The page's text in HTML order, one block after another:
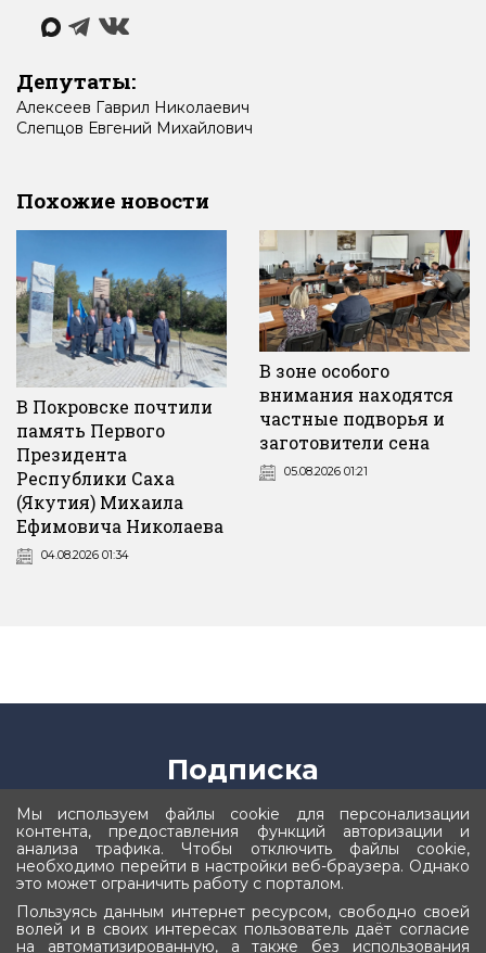
Депутаты:
Алексеев Гаврил Николаевич
Слепцов Евгений Михайлович
Похожие новости
В Покровске почтили
память Первого
Президента
Республики Саха
(Якутия) Михаила
Ефимовича Николаева
04.08.2026 01:34
В зоне особого
внимания находятся
частные подворья и
заготовители сена
05.08.2026 01:21
Подписка
Подписаться
Мы используем файлы cookie для персонализации
контента, предоставления функций авторизации и
анализа трафика. Чтобы отключить файлы cookie,
необходимо перейти в настройки веб-браузера. Однако
это может ограничить работу с порталом.
Пользуясь данным интернет ресурсом, свободно своей
волей и в своих интересах пользователь даёт согласие
на автоматизированную, а также без использования